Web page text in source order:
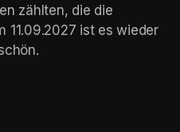
zählten, die die
11.09.2027 ist es wieder